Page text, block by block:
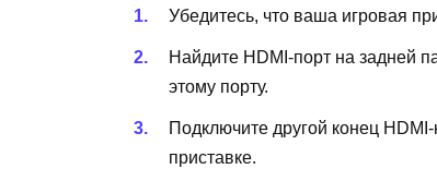
Убедитесь, что ваша игровая
Найдите HDMI-порт на задней
этому порту.
Подключите другой конец
приставке.